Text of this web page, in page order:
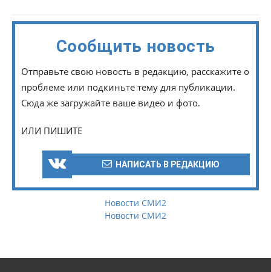
Сообщить новость
Отправьте свою новость в редакцию, расскажите о
проблеме или подкиньте тему для публикации.
Сюда же загружайте ваше видео и фото.
ИЛИ ПИШИТЕ
НАПИСАТЬ В РЕДАКЦИЮ
Новости СМИ2
Новости СМИ2